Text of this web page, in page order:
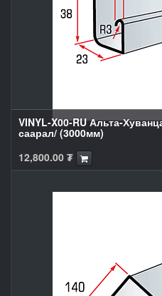
VINYL-X00-RU Альта-
саарал/ (3000мм)
12,800.00 ₮